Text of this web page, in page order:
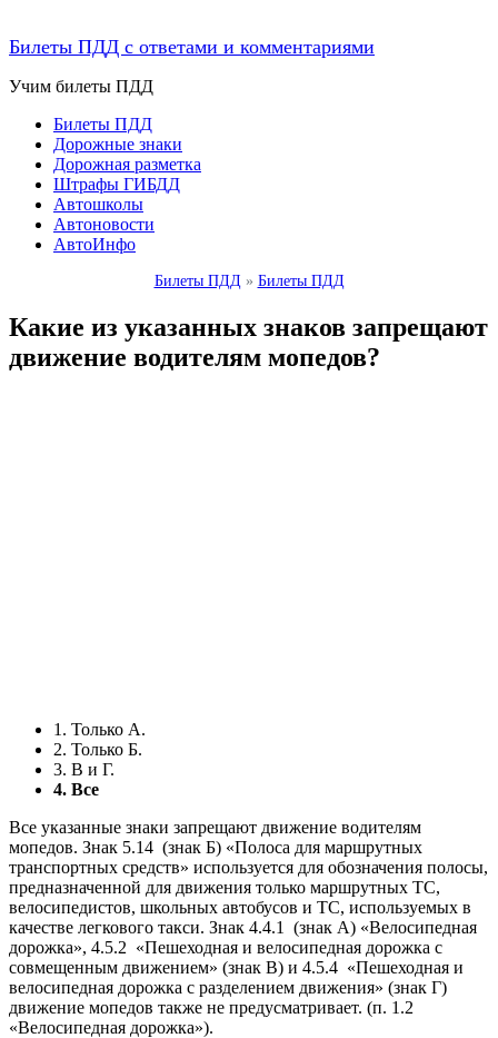
Билеты ПДД с ответами и комментариями
Учим билеты ПДД
Билеты ПДД
Дорожные знаки
Дорожная разметка
Штрафы ГИБДД
Автошколы
Автоновости
АвтоИнфо
Билеты ПДД » Билеты ПДД
Какие из указанных знаков запрещают
движение водителям мопедов?
1. Только А.
2. Только Б.
3. В и Г.
4. Все
Все указанные знаки запрещают движение водителям
мопедов. Знак 5.14 (знак Б) «Полоса для маршрутных
транспортных средств» используется для обозначения полосы,
предназначенной для движения только маршрутных ТС,
велосипедистов, школьных автобусов и ТС, используемых в
качестве легкового такси. Знак 4.4.1
(знак А) «Велосипедная
дорожка», 4.5.2 «Пешеходная и велосипедная дорожка с
совмещенным движением» (знак В) и 4.5.4 «Пешеходная и
велосипедная дорожка с разделением движения» (знак Г)
движение мопедов также не предусматривает. (п. 1.2
«Велосипедная дорожка»).